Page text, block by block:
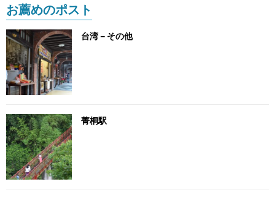
お薦めのポスト
台湾－その他
菁桐駅